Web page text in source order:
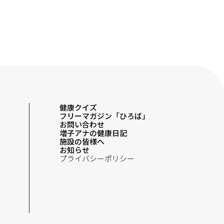
健康クイズ
フリーマガジン「ひろば」
お問い合わせ
増子アナの健康日記
施設の皆様へ
お知らせ
プライバシーポリシー